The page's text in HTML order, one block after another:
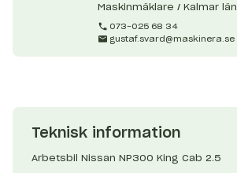
Maskinmäklare / Kalmar län
073-025 68 34
gustaf.svard@maskinera.se
Teknisk information
Arbetsbil Nissan NP300 King Cab 2.5